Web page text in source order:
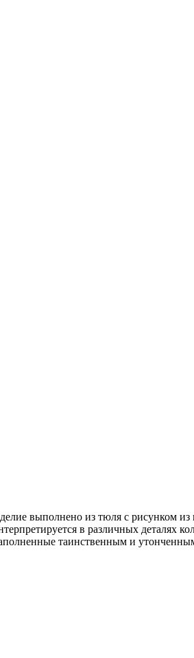
выполнено из тюля с рисунком
в различных деталях
таинственным и